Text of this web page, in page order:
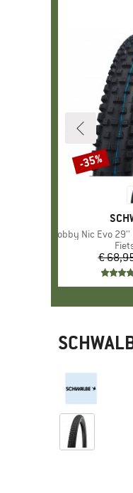
Artikel
Nobby Nic Evo 29'' (57-
€
Korting
-35%